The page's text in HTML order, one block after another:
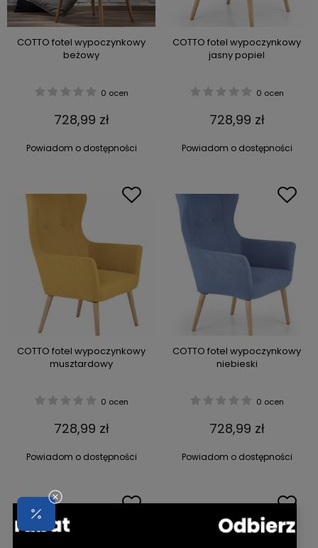
COTTO fotel wypoczynkowy
beżowy
0 ocen
728,99 zł
Powiadom o dostępności
COTTO fotel wypoczynkowy
jasny popiel
0 ocen
728,99 zł
Powiadom o dostępności
COTTO fotel wypoczynkowy
musztardowy
0 ocen
728,99 zł
Powiadom o dostępności
COTTO fotel wypoczynkowy
niebieski
0 ocen
728,99 zł
Powiadom o dostępności